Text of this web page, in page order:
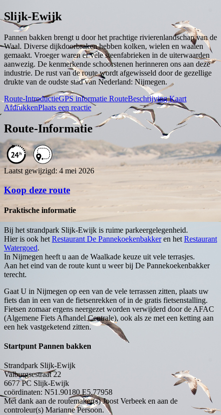
Slijk-Ewijk
Pannen bakken brengt u door het prachtige rivierenlandschap van de
Waal. Diverse dijkdoorbraken hebben kolken, wielen en waaien
gemaakt. Vroeger waren er vele steenfabrieken in de uiterwaarden
aanwezig. De kenmerkende schoorstenen herinneren ons aan deze
industrie. De rust van de route wordt afgewisseld door de gezellige
drukte van de oudste stad van Nederland: Nijmegen.
Route-IntroductieGPS informatie RouteBeschrijvingKaart
AfdrukkenPlaats een reactie
Route-Informatie
Laatst gewijzigd: 4 mei 2026
Koop deze route
Praktische informatie
Bij het strandpark Slijk-Ewijk is ruime parkeergelegenheid.
Hier is ook het Restaurant De Pannekoekenbakkeren het Restaurant
Watergoed.
In Nijmegen heeft u aan de Waalkade keuze uit vele terrasjes.
Aan het eind van de route kunt u weer bij De Pannekoekenbakker
terecht.
Gaat U in Nijmegen op een van de vele terrassen zitten, plaats uw
fiets dan in een van de fietsenrekken of in de gratis fietsenstalling.
Fietsen zomaar ergens neergezet worden verwijderd door de AFAC
(Algemene Fiets Afhandel Centrale), ook als ze met een ketting aan
een hek vastgeketend zitten.
Startpunt Pannen bakken
Strandpark Slijk-Ewijk
Valburgsestraat 22
6677 PC Slijk-Ewijk
coördinaten: N51.90180 E5.77958
Met dank aan de routemaker(s) Joost Verbeek en aan de
controleur(s) Marianne Persoon.